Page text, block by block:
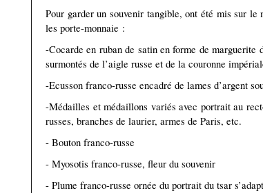
Pour garder un souvenir tangible, ont été mis sur
les porte-monnaie :
-Cocarde en ruban de satin en forme de marguerite
surmontés de l’aigle russe et de la couronne
-Ecusson franco-russe encadré de lames d’argent
-Médailles et médaillons variés avec portrait au
russes, branches de laurier, armes de Paris, etc.
- Bouton franco-russe
- Myosotis franco-russe, fleur du souvenir
- Plume franco-russe ornée du portrait du tsar